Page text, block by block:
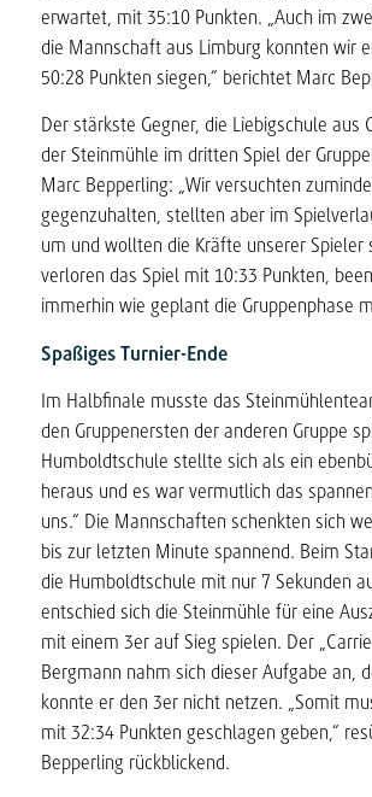
erwartet, mit 35:10 Punkten. „Auch im
die Mannschaft aus Limburg konnten wir
50:28 Punkten siegen,“ berichtet Marc
Der stärkste Gegner, die Liebigschule aus
der Steinmühle im dritten Spiel der
Marc Bepperling: „Wir versuchten
gegenzuhalten, stellten aber im
um und wollten die Kräfte unserer Spieler
verloren das Spiel mit 10:33 Punkten,
immerhin wie geplant die Gruppenphase
Spaßiges Turnier-Ende
Im Halbfinale musste das
den Gruppenersten der anderen Gruppe
Humboldtschule stellte sich als ein
heraus und es war vermutlich das
uns.“ Die Mannschaften schenkten sich
bis zur letzten Minute spannend. Beim
die Humboldtschule mit nur 7 Sekunden
entschied sich die Steinmühle für eine
mit einem 3er auf Sieg spielen. Der
Bergmann nahm sich dieser Aufgabe an,
konnte er den 3er nicht netzen. „Somit
mit 32:34 Punkten geschlagen geben,“
Bepperling rückblickend.